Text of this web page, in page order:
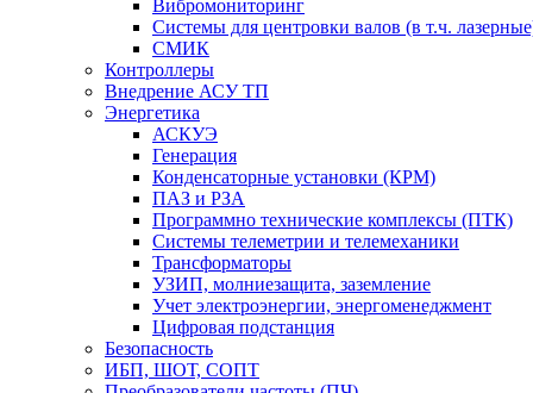
Вибромониторинг
Системы для центровки валов (в т.ч.
СМИК
Контроллеры
Внедрение АСУ ТП
Энергетика
АСКУЭ
Генерация
Конденсаторные установки (КРМ)
ПАЗ и РЗА
Программно технические комплексы (ПТК)
Системы телеметрии и телемеханики
Трансформаторы
УЗИП, молниезащита, заземление
Учет электроэнергии, энергоменеджмент
Цифровая подстанция
Безопасность
ИБП, ШОТ, СОПТ